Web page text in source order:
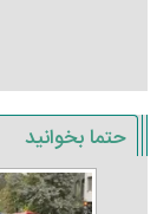
حتما بخوانید